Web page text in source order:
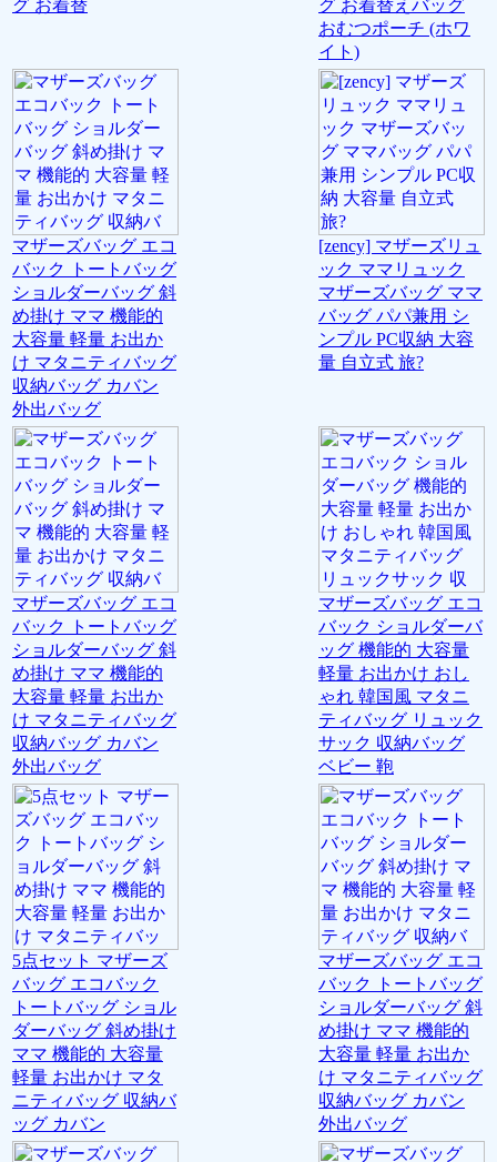
グ お着替
グ お着替えバッグ
おむつポーチ (ホワ
イト)
マザーズバッグ エコ
バック トートバッグ
ショルダーバッグ 斜
め掛け ママ 機能的
大容量 軽量 お出か
け マタニティバッグ
収納バッグ カバン
外出バッグ
[zency] マザーズリュ
ック ママリュック
マザーズバッグ ママ
バッグ パパ兼用 シ
ンプル PC収納 大容
量 自立式 旅?
マザーズバッグ エコ
バック トートバッグ
ショルダーバッグ 斜
め掛け ママ 機能的
大容量 軽量 お出か
け マタニティバッグ
収納バッグ カバン
外出バッグ
マザーズバッグ エコ
バック ショルダーバ
ッグ 機能的 大容量
軽量 お出かけ おし
ゃれ 韓国風 マタニ
ティバッグ リュック
サック 収納バッグ
ベビー 鞄
5点セット マザーズ
バッグ エコバック
トートバッグ ショル
ダーバッグ 斜め掛け
ママ 機能的 大容量
軽量 お出かけ マタ
ニティバッグ 収納バ
ッグ カバン
マザーズバッグ エコ
バック トートバッグ
ショルダーバッグ 斜
め掛け ママ 機能的
大容量 軽量 お出か
け マタニティバッグ
収納バッグ カバン
外出バッグ